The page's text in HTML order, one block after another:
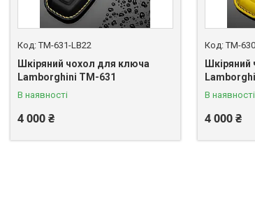
TM-631-LB22
Шкіряний чохол для ключа
Lamborghini TM-631
В наявності
4 000 ₴
TM-
В наявності
4 000 ₴